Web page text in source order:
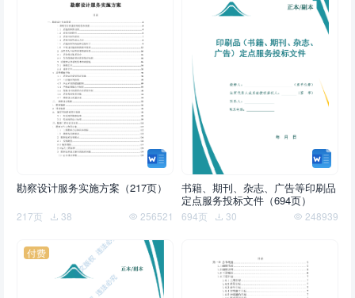
勘察设计服务实施方案（217页）
217页 38 256521
书籍、期刊、杂志、广告等印刷品
定点服务投标文件（694页）
694页 30 248939
付费